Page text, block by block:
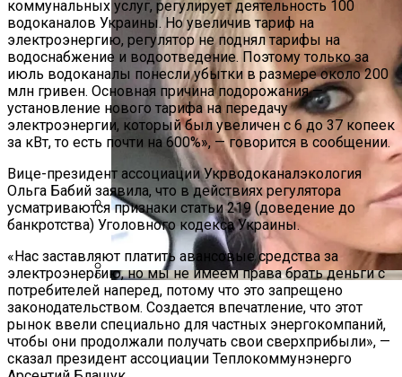
Международная Реакция На Тарифы
Трампа: Что Стоит На Кону
Кризис Безопасности На Гаити:
Ужасающая Реальность Безнадежной
Обстановки
Российской Телеведущей Запретили
Въезд В Украину
коммунальных услуг, регулирует деятельность 100
водоканалов Украины. Но увеличив тариф на
электроэнергию, регулятор не поднял тарифы на
водоснабжение и водоотведение. Поэтому только за
июль водоканалы понесли убытки в размере около 200
млн гривен. Основная причина подорожания —
установление нового тарифа на передачу
электроэнергии, который был увеличен с 6 до 37 копеек
за кВт, то есть почти на 600%», — говорится в сообщении.
Вице-президент ассоциации Укрводоканалэкология
Ольга Бабий заявила, что в действиях регулятора
усматриваются признаки статьи 219 (доведение до
банкротства) Уголовного кодекса Украины.
«Нас заставляют платить авансовые средства за
электроэнергию, но мы не имеем права брать деньги с
потребителей наперед, потому что это запрещено
законодательством. Создается впечатление, что этот
рынок ввели специально для частных энергокомпаний,
чтобы они продолжали получать свои сверхприбыли», —
сказал президент ассоциации Теплокоммунэнерго